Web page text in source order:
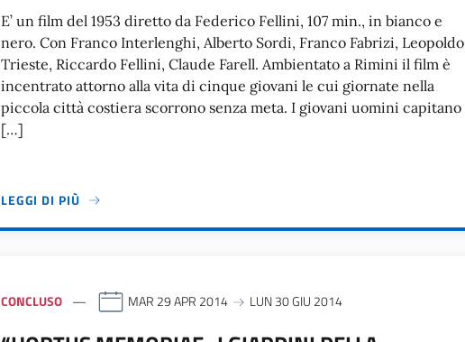
E’ un film del 1953 diretto da Federico Fellini, 107 min., in bianco e
nero. Con Franco Interlenghi, Alberto Sordi, Franco Fabrizi, Leopoldo
Trieste, Riccardo Fellini, Claude Farell. Ambientato a Rimini il film è
incentrato attorno alla vita di cinque giovani le cui giornate nella
piccola città costiera scorrono senza meta. I giovani uomini capitano
[…]
LEGGI DI PIÙ
CONCLUSO MAR 29 APR 2014 LUN 30 GIU 2014